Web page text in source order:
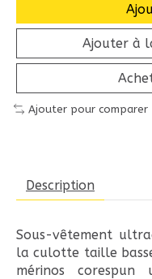
Ajouter à
Ajouter pour comparer
Description
Sous-vêtement
la culotte taille
mérinos